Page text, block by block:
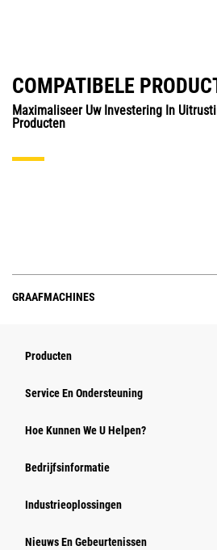
COMPATIBELE
Maximaliseer Uw Investering In
Producten
GRAAFMACHINES
Producten
Service En Ondersteuning
Hoe Kunnen We U Helpen?
Bedrijfsinformatie
Industrieoplossingen
Nieuws En Gebeurtenissen